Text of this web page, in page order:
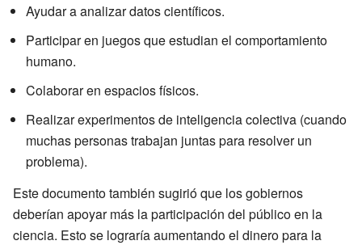
Ayudar a analizar datos científicos.
Participar en juegos que estudian el comportamiento
humano.
Colaborar en espacios físicos.
Realizar experimentos de inteligencia colectiva (cuando
muchas personas trabajan juntas para resolver un
problema).
Este documento también sugirió que los gobiernos
deberían apoyar más la participación del público en la
ciencia. Esto se lograría aumentando el dinero para la